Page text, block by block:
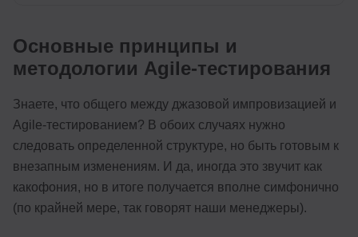
Основные принципы и
методологии Agile-тестирования
Знаете, что общего между джазовой импровизацией и
Agile-тестированием? В обоих случаях нужно
следовать определенной структуре, но быть готовым к
внезапным изменениям. И да, иногда это звучит как
какофония, но в итоге получается вполне симфонично
(по крайней мере, так говорят наши менеджеры).